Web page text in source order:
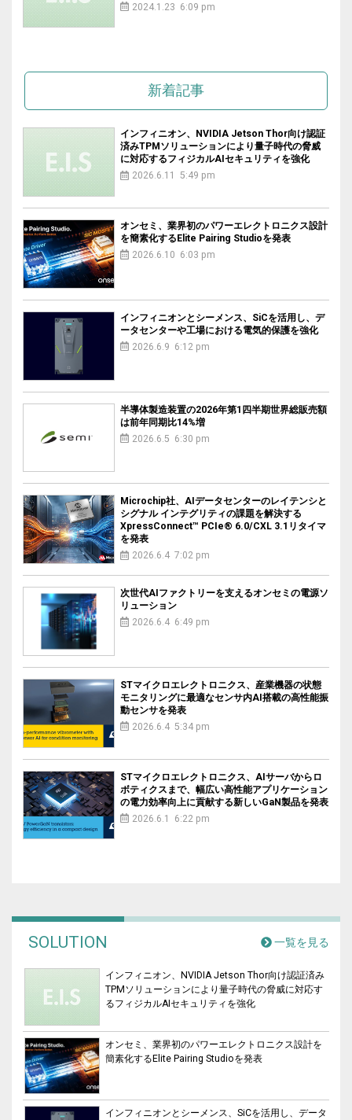
2024.1.23 6:09 pm
新着記事
インフィニオン、NVIDIA Jetson Thor向け認証
済みTPMソリューションにより量子時代の脅威
に対応するフィジカルAIセキュリティを強化
2026.6.11 5:49 pm
オンセミ、業界初のパワーエレクトロニクス設計
を簡素化するElite Pairing Studioを発表
2026.6.10 6:03 pm
インフィニオンとシーメンス、SiCを活用し、デ
ータセンターや工場における電気的保護を強化
2026.6.9 6:12 pm
半導体製造装置の2026年第1四半期世界総販売額
は前年同期比14%増
2026.6.5 6:30 pm
Microchip社、AIデータセンターのレイテンシと
シグナル インテグリティの課題を解決する
XpressConnect™ PCIe® 6.0/CXL 3.1リタイマ
を発表
2026.6.4 7:02 pm
次世代AIファクトリーを支えるオンセミの電源ソ
リューション
2026.6.4 6:49 pm
STマイクロエレクトロニクス、産業機器の状態
モニタリングに最適なセンサ内AI搭載の高性能振
動センサを発表
2026.6.4 5:34 pm
STマイクロエレクトロニクス、AIサーバからロ
ボティクスまで、幅広い高性能アプリケーション
の電力効率向上に貢献する新しいGaN製品を発表
2026.6.1 6:22 pm
SOLUTION 一覧を見る
インフィニオン、NVIDIA Jetson Thor向け認証済み
TPMソリューションにより量子時代の脅威に対応す
るフィジカルAIセキュリティを強化
オンセミ、業界初のパワーエレクトロニクス設計を
簡素化するElite Pairing Studioを発表
インフィニオンとシーメンス、SiCを活用し、データ